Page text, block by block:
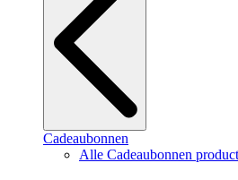
Cadeaubonnen
Alle Cadeaubonnen